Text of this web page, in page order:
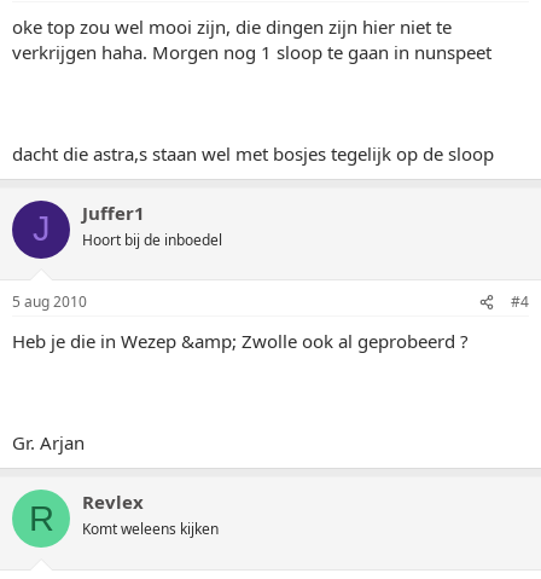
oke top zou wel mooi zijn, die dingen zijn hier niet te
verkrijgen haha. Morgen nog 1 sloop te gaan in nunspeet
dacht die astra,s staan wel met bosjes tegelijk op de sloop
J Juffer1
Hoort bij de inboedel
5 aug 2010 #4
Heb je die in Wezep &amp; Zwolle ook al geprobeerd ?
Gr. Arjan
R Revlex
Komt weleens kijken